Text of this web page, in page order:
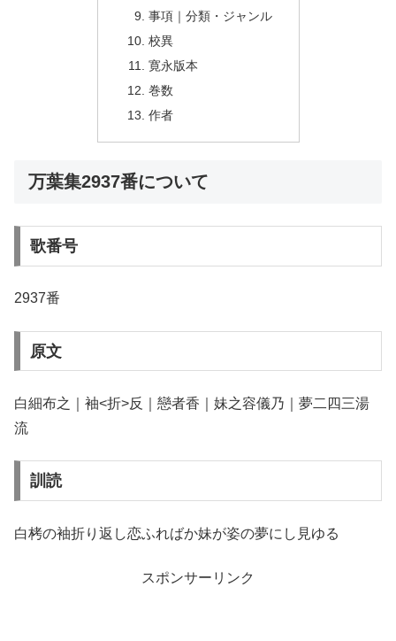
事項｜分類・ジャンル
校異
寛永版本
巻数
作者
万葉集2937番について
歌番号
2937番
原文
白細布之｜袖<折>反｜戀者香｜妹之容儀乃｜夢二四三湯
流
訓読
白栲の袖折り返し恋ふればか妹が姿の夢にし見ゆる
スポンサーリンク